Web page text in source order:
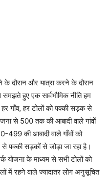
के दौरान और यात्रा करने के दौरान
समझते हुए एक सार्वभौमिक नीति हम
हर गाँव, हर टोलों को पक्की सड़क से
से 500 तक की आबादी वाले गांवों
499 की आबादी वाले गाँवों को
से पक्की सड़कों से जोड़ा जा रहा है।
योजना के माध्यम से सभी टोलों को
में रहने वाले ज्यादातर लोग अनुसूचित